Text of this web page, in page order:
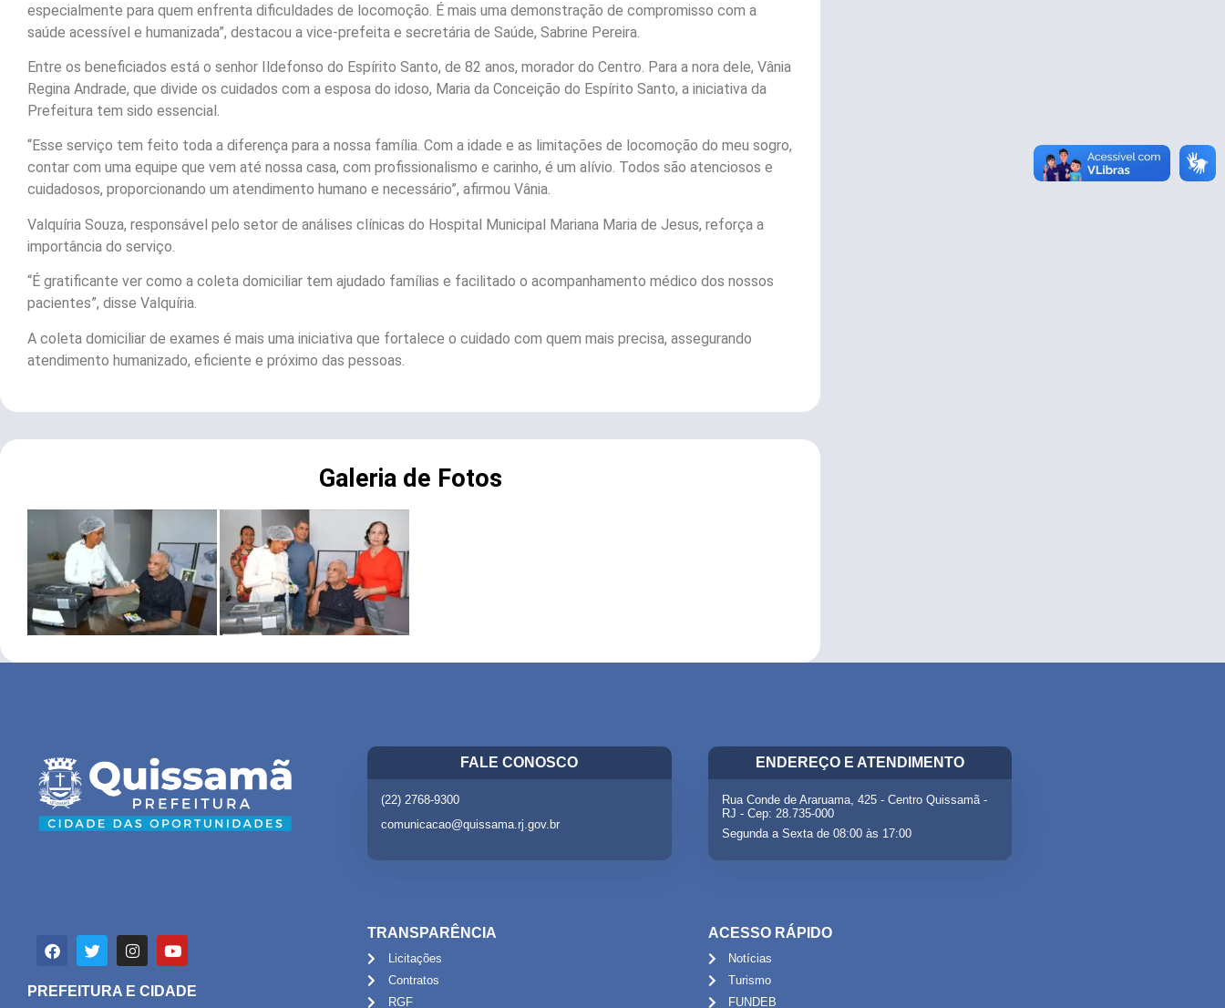
especialmente para quem enfrenta dificuldades de locomoção. É mais uma demonstração de compromisso com a
saúde acessível e humanizada”, destacou a vice-prefeita e secretária de Saúde, Sabrine Pereira.
Entre os beneficiados está o senhor Ildefonso do Espírito Santo, de 82 anos, morador do Centro. Para a nora dele, Vânia
Regina Andrade, que divide os cuidados com a esposa do idoso, Maria da Conceição do Espírito Santo, a iniciativa da
Prefeitura tem sido essencial.
“Esse serviço tem feito toda a diferença para a nossa família. Com a idade e as limitações de locomoção do meu sogro,
contar com uma equipe que vem até nossa casa, com profissionalismo e carinho, é um alívio. Todos são atenciosos e
cuidadosos, proporcionando um atendimento humano e necessário”, afirmou Vânia.
Valquíria Souza, responsável pelo setor de análises clínicas do Hospital Municipal Mariana Maria de Jesus, reforça a
importância do serviço.
“É gratificante ver como a coleta domiciliar tem ajudado famílias e facilitado o acompanhamento médico dos nossos
pacientes”, disse Valquíria.
A coleta domiciliar de exames é mais uma iniciativa que fortalece o cuidado com quem mais precisa, assegurando
atendimento humanizado, eficiente e próximo das pessoas.
Galeria de Fotos
FALE CONOSCO
(22) 2768-9300
comunicacao@quissama.rj.gov.br
ENDEREÇO E ATENDIMENTO
Rua Conde de Araruama, 425 - Centro Quissamã -
RJ - Cep: 28.735-000
Segunda a Sexta de 08:00 às 17:00
PREFEITURA E CIDADE
TRANSPARÊNCIA
Licitações
Contratos
RGF
ACESSO RÁPIDO
Notícias
Turismo
FUNDEB